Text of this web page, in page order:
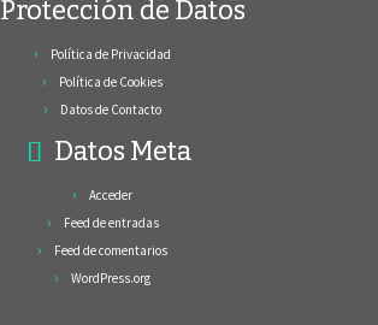
Protección de Datos
Política de Privacidad
Política de Cookies
Datos de Contacto
Datos Meta
Acceder
Feed de entradas
Feed de comentarios
WordPress.org